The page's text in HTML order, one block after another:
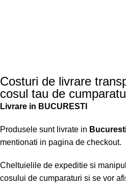
Costuri de livrare
cosul tau de
Livrare in BUCURESTI
Produsele sunt livrate in
mentionati in pagina de checkout.
Cheltuielile de expeditie si
cosului de cumparaturi si se vor